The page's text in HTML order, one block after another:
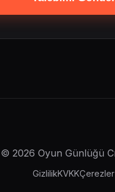
© 2026 Oyun Günlüğü
GizlilikKVKKÇerezler